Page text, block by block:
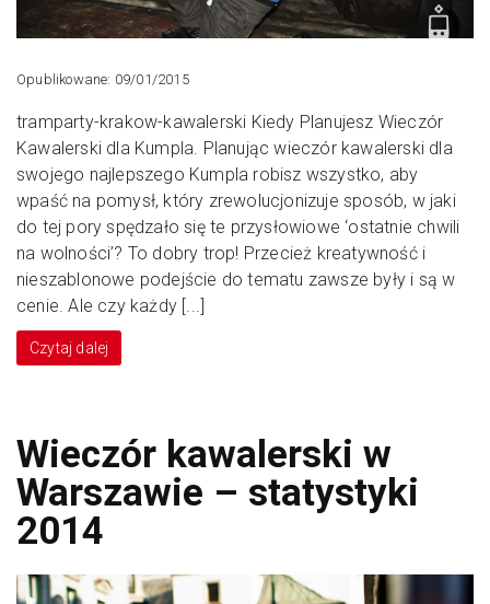
Opublikowane: 09/01/2015
tramparty-krakow-kawalerski Kiedy Planujesz Wieczór
Kawalerski dla Kumpla. Planując wieczór kawalerski dla
swojego najlepszego Kumpla robisz wszystko, aby
wpaść na pomysł, który zrewolucjonizuje sposób, w jaki
do tej pory spędzało się te przysłowiowe ‘ostatnie chwili
na wolności’? To dobry trop! Przecież kreatywność i
nieszablonowe podejście do tematu zawsze były i są w
cenie. Ale czy każdy [...]
Czytaj dalej
Wieczór kawalerski w
Warszawie – statystyki
2014